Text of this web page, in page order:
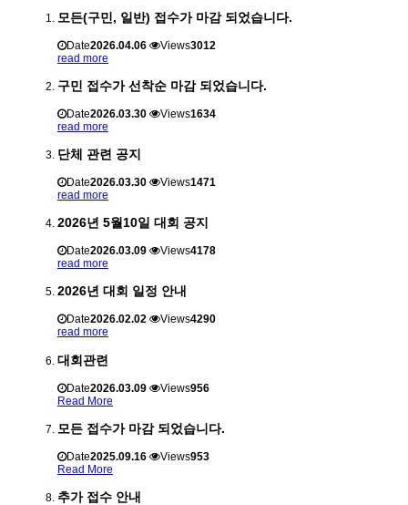
모든(구민, 일반) 접수가 마감 되었습니다.
Date2026.04.06 Views3012
read more
구민 접수가 선착순 마감 되었습니다.
Date2026.03.30 Views1634
read more
단체 관련 공지
Date2026.03.30 Views1471
read more
2026년 5월10일 대회 공지
Date2026.03.09 Views4178
read more
2026년 대회 일정 안내
Date2026.02.02 Views4290
read more
대회관련
Date2026.03.09 Views956
Read More
모든 접수가 마감 되었습니다.
Date2025.09.16 Views953
Read More
추가 접수 안내